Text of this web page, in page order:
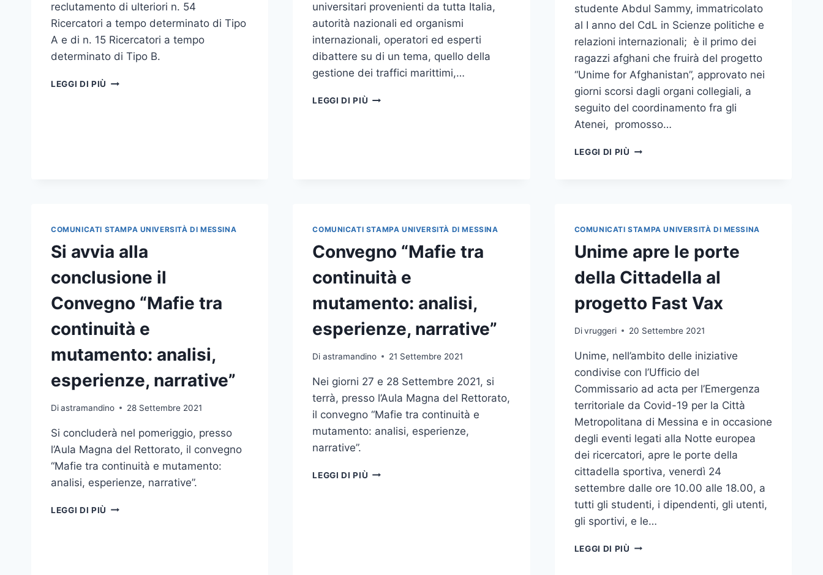
reclutamento di ulteriori n. 54
Ricercatori a tempo determinato di Tipo
A e di n. 15 Ricercatori a tempo
determinato di Tipo B.
LEGGI DI PIÙ SENATO
E
RTD
B
universitari provenienti da tutta Italia,
autorità nazionali ed organismi
internazionali, operatori ed esperti
dibattere su di un tema, quello della
gestione dei traffici marittimi,…
LEGGI DI PIÙ CONCLUSO
GESTIONE
TRAFFICI
MARITTIMI
studente Abdul Sammy, immatricolato
al I anno del CdL in Scienze politiche e
relazioni internazionali; è il primo dei
ragazzi afghani che fruirà del progetto
“Unime for Afghanistan”, approvato nei
giorni scorsi dagli organi collegiali, a
seguito del coordinamento fra gli
Atenei, promosso…
LEGGI DI PIÙ UNIME
DAL
È
PRIMO
IMMATRICOLATO
DEL
COMUNICATI STAMPA UNIVERSITÀ DI MESSINA
Si avvia alla
conclusione il
Convegno “Mafie tra
continuità e
mutamento: analisi,
esperienze, narrative”
Diastramandino 28 Settembre 2021
Si concluderà nel pomeriggio, presso
l’Aula Magna del Rettorato, il convegno
“Mafie tra continuità e mutamento:
analisi, esperienze, narrative”.
LEGGI DI PIÙ SI
COMUNICATI STAMPA UNIVERSITÀ DI MESSINA
Convegno “Mafie tra
continuità e
mutamento: analisi,
esperienze, narrative”
Di astramandino 21 Settembre 2021
Nei giorni 27 e 28 Settembre 2021, si
terrà, presso l’Aula Magna del Rettorato,
il convegno “Mafie tra continuità e
mutamento: analisi, esperienze,
narrative”.
LEGGI DI PIÙ CONVEGNO “MAFIE
COMUNICATI STAMPA UNIVERSITÀ DI MESSINA
Unime apre le porte
della Cittadella al
progetto Fast Vax
Di vruggeri 20 Settembre 2021
Unime, nell’ambito delle iniziative
condivise con l’Ufficio del
Commissario ad acta per l’Emergenza
territoriale da Covid-19 per la Città
Metropolitana di Messina e in occasione
degli eventi legati alla Notte europea
dei ricercatori, apre le porte della
cittadella sportiva, venerdì 24
settembre dalle ore 10.00 alle 18.00, a
tutti gli studenti, i dipendenti, gli utenti,
gli sportivi, e le…
LEGGI DI PIÙ UNIME